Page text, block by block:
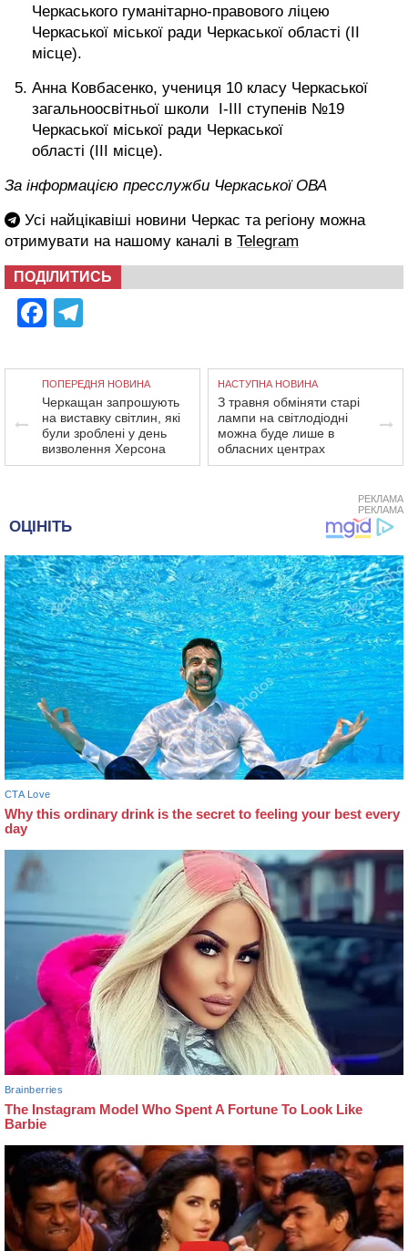
Черкаського гуманітарно-правового ліцею
Черкаської міської ради Черкаської області (ІІ
місце).
Анна Ковбасенко, учениця 10 класу Черкаської
загальноосвітньої школи І-ІІІ ступенів №19
Черкаської міської ради Черкаської
області (ІІІ місце).
За інформацією пресслужби Черкаської ОВА
Усі найцікавіші новини Черкас та регіону можна
отримувати на нашому каналі в Telegram
ПОДІЛИТИСЬ
Facebook
ПОПЕРЕДНЯ НОВИНА
Черкащан запрошують
на виставку світлин, які
були зроблені у день
визволення Херсона
НАСТУПНА НОВИНА
З травня обміняти старі
лампи на світлодіодні
можна буде лише в
обласних центрах
РЕКЛАМА
РЕКЛАМА